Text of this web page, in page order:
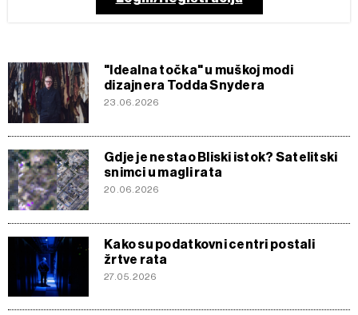
"Idealna točka" u muškoj modi
dizajnera Todda Snydera
23.06.2026
Gdje je nestao Bliski istok? Satelitski
snimci u magli rata
20.06.2026
Kako su podatkovni centri postali
žrtve rata
27.05.2026